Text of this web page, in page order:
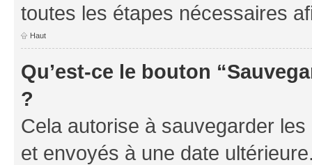
toutes les étapes nécessaires
Haut
Qu’est-ce le bouton
?
Cela autorise à sauvegarder
et envoyés à une date